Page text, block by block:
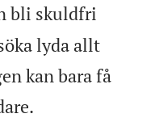
bli skuldfri
lyda allt
kan bara få